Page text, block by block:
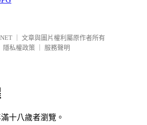
文章與圖片權利屬原作者所有
隱私權政策
服務聲明
十八歲者瀏覽。